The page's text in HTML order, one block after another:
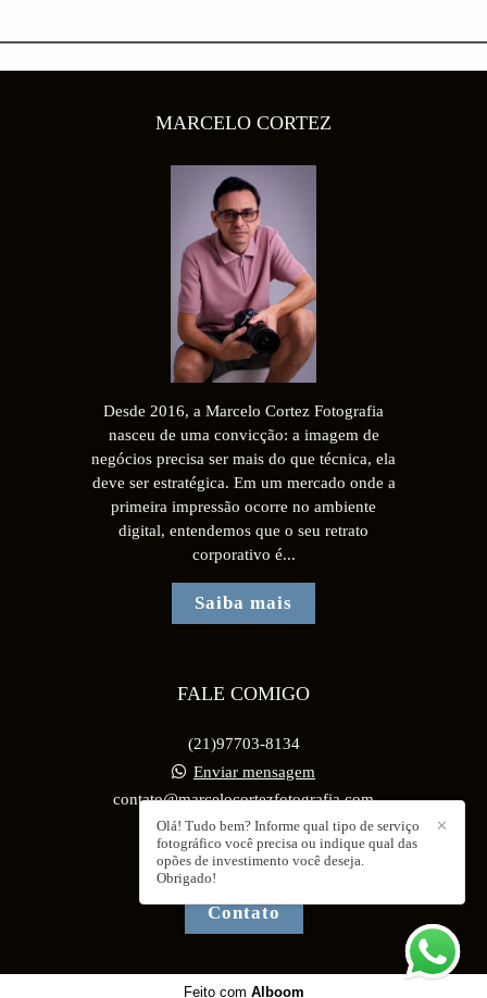
MARCELO CORTEZ
Desde 2016, a Marcelo Cortez Fotografia
nasceu de uma convicção: a imagem de
negócios precisa ser mais do que técnica, ela
deve ser estratégica. Em um mercado onde a
primeira impressão ocorre no ambiente
digital, entendemos que o seu retrato
corporativo é...
Saiba mais
FALE COMIGO
(21)97703-8134
Enviar mensagem
contato@marcelocortezfotografia.com
Contato
✕
Olá! Tudo bem? Informe qual tipo de serviço
fotográfico você precisa ou indique qual das
opões de investimento você deseja.
Obrigado!
Feito com Alboom